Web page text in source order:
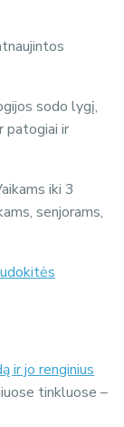
sodo lygį,
patogiai ir
iki 3
senjorams,
ir jo renginius
tinkluose –